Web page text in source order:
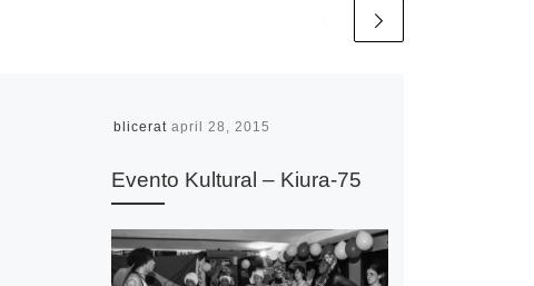
Publicerat april 28, 2015
Evento Kultural – Kiura-75